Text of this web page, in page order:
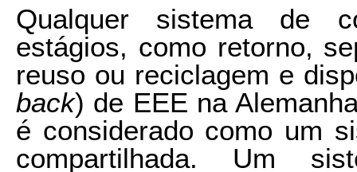
Qualquer sistema de
estágios, como retorno,
reuso ou reciclagem e
back) de EEE na
é considerado como um
compartilhada. Um